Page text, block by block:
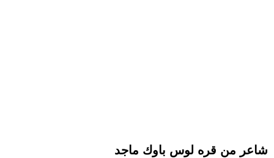
شاعر من قره لوس باوك ماجد